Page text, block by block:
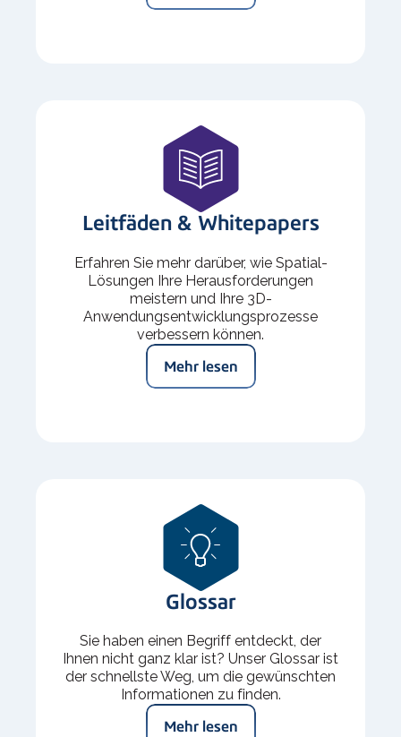
Leitfäden & Whitepapers
Erfahren Sie mehr darüber, wie Spatial-
Lösungen Ihre Herausforderungen
meistern und Ihre 3D-
Anwendungsentwicklungsprozesse
verbessern können.
Mehr lesen
Glossar
Sie haben einen Begriff entdeckt, der
Ihnen nicht ganz klar ist? Unser Glossar ist
der schnellste Weg, um die gewünschten
Informationen zu finden.
Mehr lesen